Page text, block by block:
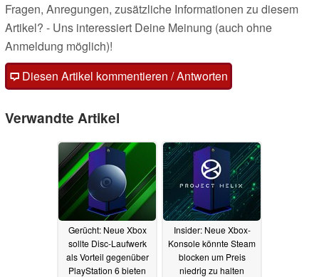
Fragen, Anregungen, zusätzliche Informationen zu diesem
Artikel? - Uns interessiert Deine Meinung (auch ohne
Anmeldung möglich)!
Diesen Artikel kommentieren / Antworten
Verwandte Artikel
Gerücht: Neue Xbox
sollte Disc-Laufwerk
als Vorteil gegenüber
PlayStation 6 bieten
Insider: Neue Xbox-
Konsole könnte Steam
blocken um Preis
niedrig zu halten